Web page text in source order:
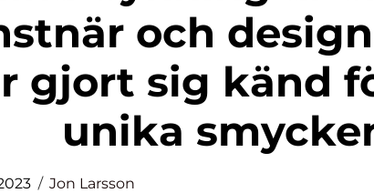
och
gjort sig känd
unika
Jon Larsson